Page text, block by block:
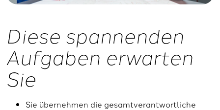
Diese spannenden
Aufgaben erwarten
Sie
Sie übernehmen die gesamtverantwortliche